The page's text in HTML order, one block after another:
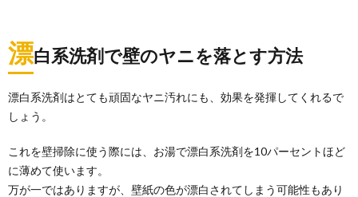
クローゼットを有効活用するには目的に合った収納ケ
ースを使わなければなりません。 特に、気をつけ...
漂白系洗剤で壁のヤニを落とす方法
漂白系洗剤はとても頑固なヤニ汚れにも、効果を発揮してくれるで
しょう。
これを壁掃除に使う際には、お湯で漂白系洗剤を10パーセントほど
に薄めて使います。
万が一ではありますが、壁紙の色が漂白されてしまう可能性もあり